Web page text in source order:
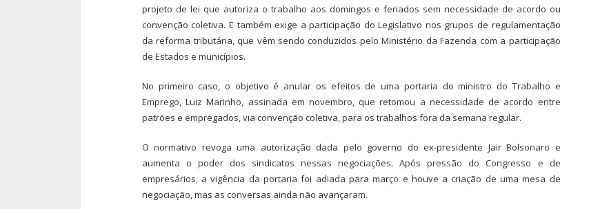
projeto de lei que autoriza o trabalho aos domingos e feriados sem necessidade de acordo ou
convenção coletiva. E também exige a participação do Legislativo nos grupos de regulamentação
da reforma tributária, que vêm sendo conduzidos pelo Ministério da Fazenda com a participação
de Estados e municípios.
No primeiro caso, o objetivo é anular os efeitos de uma portaria do ministro do Trabalho e
Emprego, Luiz Marinho, assinada em novembro, que retomou a necessidade de acordo entre
patrões e empregados, via convenção coletiva, para os trabalhos fora da semana regular.
O normativo revoga uma autorização dada pelo governo do ex-presidente Jair Bolsonaro e
aumenta o poder dos sindicatos nessas negociações. Após pressão do Congresso e de
empresários, a vigência da portaria foi adiada para março e houve a criação de uma mesa de
negociação, mas as conversas ainda não avançaram.